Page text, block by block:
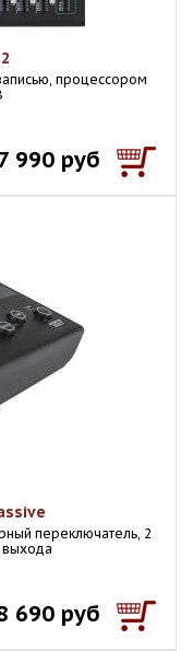
процессором
990 руб
переключатель, 2
выхода
690 руб